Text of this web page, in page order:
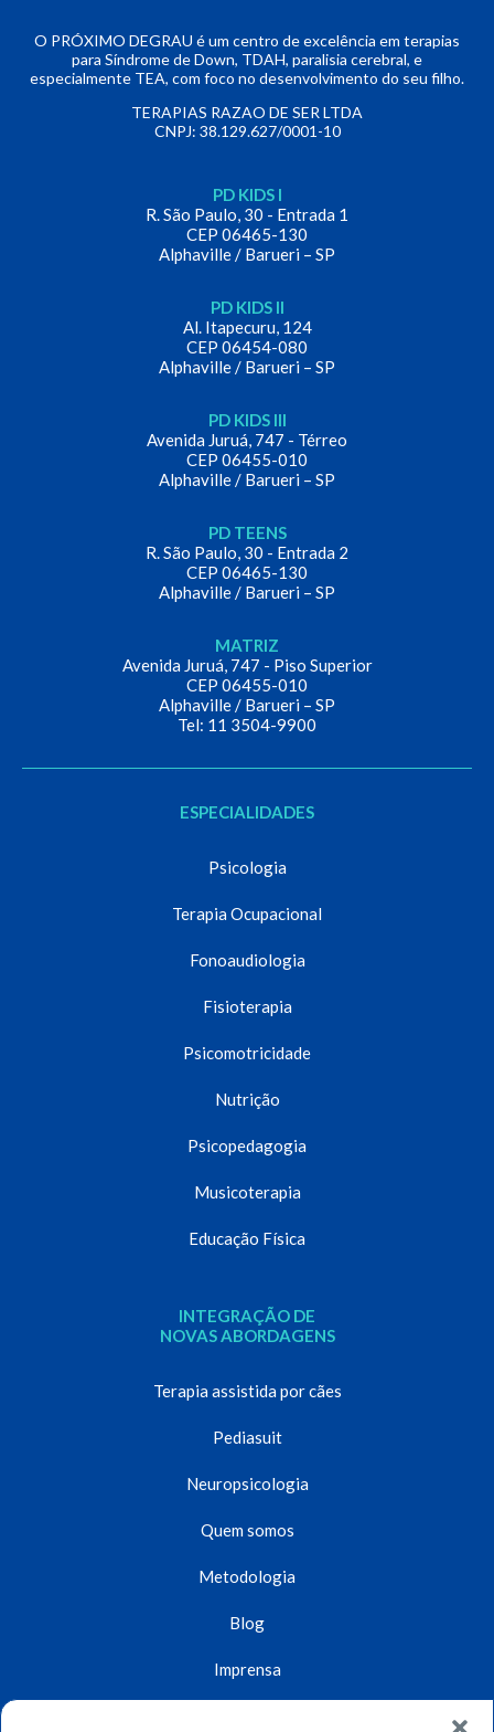
O PRÓXIMO DEGRAU é um centro de excelência em terapias
para Síndrome de Down, TDAH, paralisia cerebral, e
especialmente TEA, com foco no desenvolvimento do seu filho.
TERAPIAS RAZAO DE SER LTDA
CNPJ: 38.129.627/0001-10
PD KIDS I
R. São Paulo, 30 - Entrada 1
CEP 06465-130
Alphaville / Barueri – SP
PD KIDS II
Al. Itapecuru, 124
CEP 06454-080
Alphaville / Barueri – SP
PD KIDS III
Avenida Juruá, 747 - Térreo
CEP 06455-010
Alphaville / Barueri – SP
PD TEENS
R. São Paulo, 30 - Entrada 2
CEP 06465-130
Alphaville / Barueri – SP
MATRIZ
Avenida Juruá, 747 - Piso Superior
CEP 06455-010
Alphaville / Barueri – SP
Tel: 11 3504-9900
ESPECIALIDADES
Psicologia
Terapia Ocupacional
Fonoaudiologia
Fisioterapia
Psicomotricidade
Nutrição
Psicopedagogia
Musicoterapia
Educação Física
INTEGRAÇÃO DE
NOVAS ABORDAGENS
Terapia assistida por cães
Pediasuit
Neuropsicologia
Quem somos
Metodologia
Blog
Imprensa